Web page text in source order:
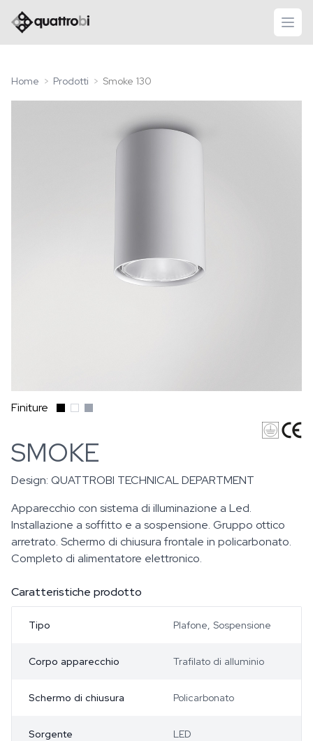
logo quattrobi
apri
Home Prodotti Smoke 130
Finiture
SMOKE
Design: QUATTROBI TECHNICAL DEPARTMENT
Apparecchio con sistema di illuminazione a Led.
Installazione a soffitto e a sospensione. Gruppo ottico
arretrato. Schermo di chiusura frontale in policarbonato.
Completo di alimentatore elettronico.
Caratteristiche prodotto
Tipo Plafone, Sospensione
Corpo apparecchio Trafilato di alluminio
Schermo di chiusura Policarbonato
Sorgente LED